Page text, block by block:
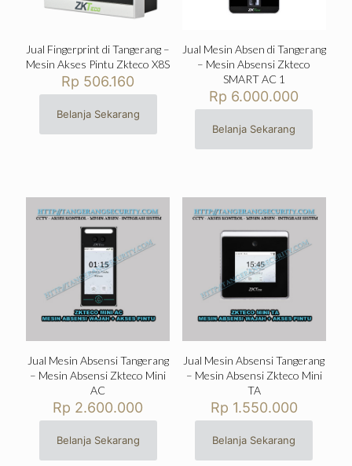
Jual Fingerprint di Tangerang –
Mesin Akses Pintu Zkteco X8S
Rp 506.160
Belanja Sekarang
Jual Mesin Absen di Tangerang
– Mesin Absensi Zkteco
SMART AC 1
Rp 6.000.000
Belanja Sekarang
Jual Mesin Absensi Tangerang
– Mesin Absensi Zkteco Mini
AC
Rp 2.600.000
Belanja Sekarang
Jual Mesin Absensi Tangerang
– Mesin Absensi Zkteco Mini
TA
Rp 1.550.000
Belanja Sekarang